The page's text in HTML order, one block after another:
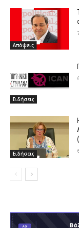
Απόψεις
Ειδήσεις
Ειδήσεις